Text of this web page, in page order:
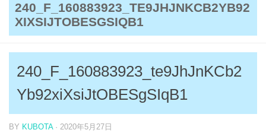
240_F_160883923_TE9JHJNKCB2YB92
XIXSIJTOBESGSIQB1
240_F_160883923_te9JhJnKCb2
Yb92xiXsiJtOBESgSIqB1
BY KUBOTA · 2020年5月27日